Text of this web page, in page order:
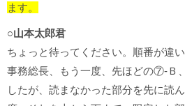
ます。
○山本太郎君
ちょっと待ってください。順番が違い
事務総長、もう一度、先ほどの⑦-Ｂ
したが、読まなかった部分を先に読